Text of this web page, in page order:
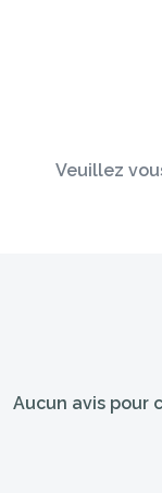
Veuillez
Aucun avis pour